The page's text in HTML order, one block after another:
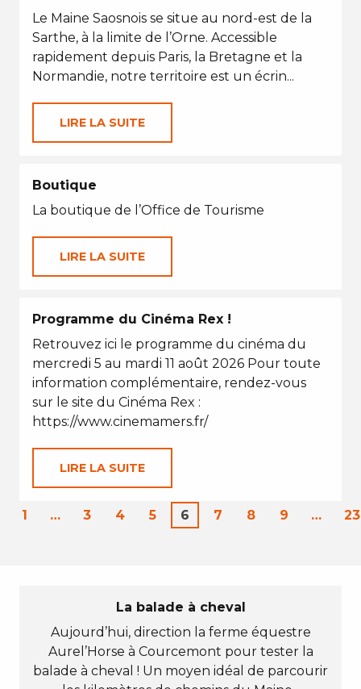
Le Maine Saosnois se situe au nord-est de la
Sarthe, à la limite de l’Orne. Accessible
rapidement depuis Paris, la Bretagne et la
Normandie, notre territoire est un écrin...
LIRE LA SUITE
Boutique
La boutique de l’Office de Tourisme
LIRE LA SUITE
Programme du Cinéma Rex !
Retrouvez ici le programme du cinéma du
mercredi 5 au mardi 11 août 2026 Pour toute
information complémentaire, rendez-vous
sur le site du Cinéma Rex :
https://www.cinemamers.fr/
LIRE LA SUITE
1 … 3 4 5 6 7 8 9 … 23
La balade à cheval
Aujourd’hui, direction la ferme équestre
Aurel’Horse à Courcemont pour tester la
balade à cheval ! Un moyen idéal de parcourir